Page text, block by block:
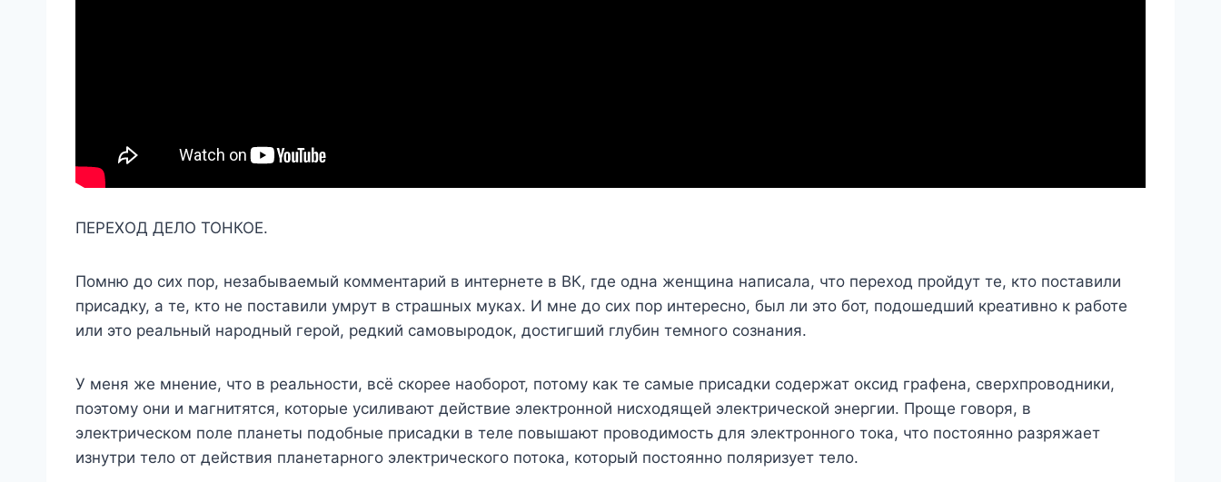
ПЕРЕХОД ДЕЛО ТОНКОЕ.
Помню до сих пор, незабываемый комментарий в интернете в ВК, где одна женщина написала, что переход пройдут те, кто поставили
присадку, а те, кто не поставили умрут в страшных муках. И мне до сих пор интересно, был ли это бот, подошедший креативно к работе
или это реальный народный герой, редкий самовыродок, достигший глубин темного сознания.
У меня же мнение, что в реальности, всё скорее наоборот, потому как те самые присадки содержат оксид графена, сверхпроводники,
поэтому они и магнитятся, которые усиливают действие электронной нисходящей электрической энергии. Проще говоря, в
электрическом поле планеты подобные присадки в теле повышают проводимость для электронного тока, что постоянно разряжает
изнутри тело от действия планетарного электрического потока, который постоянно поляризует тело.